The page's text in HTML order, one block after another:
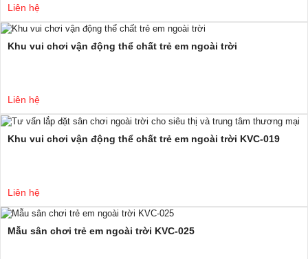
Liên hệ
Khu vui chơi vận động thể chất trẻ em ngoài trời
Liên hệ
Khu vui chơi vận động thể chất trẻ em ngoài trời KVC-019
Liên hệ
Mẫu sân chơi trẻ em ngoài trời KVC-025